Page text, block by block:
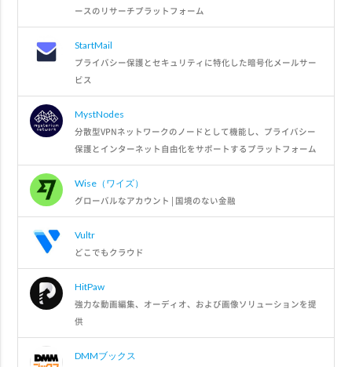
ースのリサーチプラットフォーム
StartMail
プライバシー保護とセキュリティに特化した暗号化メールサー
ビス
MystNodes
分散型VPNネットワークのノードとして機能し、プライバシー
保護とインターネット自由化をサポートするプラットフォーム
Wise（ワイズ）
グローバルなアカウント | 国境のない金融
Vultr
どこでもクラウド
HitPaw
強力な動画編集、オーディオ、および画像ソリューションを提
供
DMMブックス